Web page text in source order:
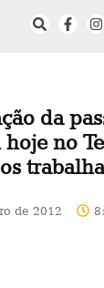
da
no
de 2012